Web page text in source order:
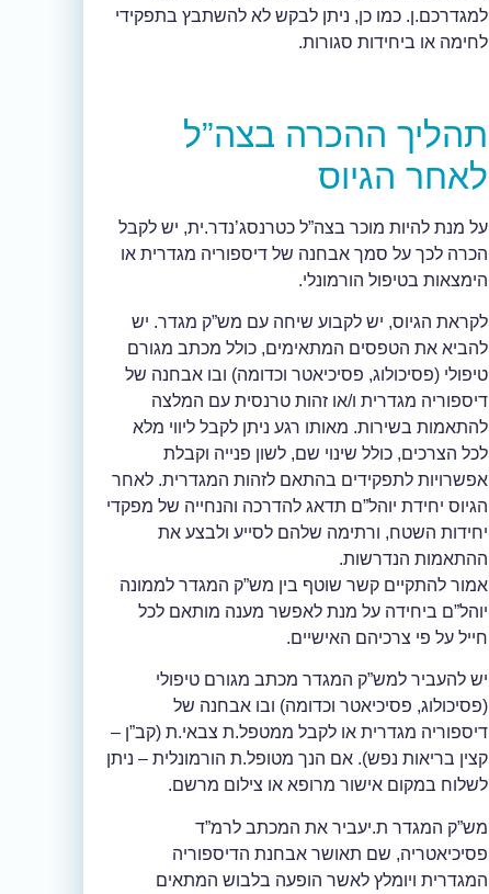
למגדרכם.ן. כמו כן, ניתן לבקש לא להשתבץ בתפקידי
לחימה או ביחידות סגורות.
תהליך ההכרה בצה”ל
לאחר הגיוס
על מנת להיות מוכר בצה”ל כטרנסג’נדר.ית, יש לקבל
הכרה לכך על סמך אבחנה של דיספוריה מגדרית או
הימצאות בטיפול הורמונלי.
לקראת הגיוס, יש לקבוע שיחה עם מש”ק מגדר. יש
להביא את הטפסים המתאימים, כולל מכתב מגורם
טיפולי (פסיכולוג, פסיכיאטר וכדומה) ובו אבחנה של
דיספוריה מגדרית ו/או זהות טרנסית עם המלצה
להתאמות בשירות. מאותו רגע ניתן לקבל ליווי מלא
לכל הצרכים, כולל שינוי שם, לשון פנייה וקבלת
אפשרויות לתפקידים בהתאם לזהות המגדרית. לאחר
הגיוס יחידת יוהל”ם תדאג להדרכה והנחייה של מפקדי
יחידות השטח, ורתימה שלהם לסייע ולבצע את
ההתאמות הנדרשות.
אמור להתקיים קשר שוטף בין מש”ק המגדר לממונה
יוהל”ם ביחידה על מנת לאפשר מענה מותאם לכל
חייל על פי צרכיהם האישיים.
יש להעביר למש”ק המגדר מכתב מגורם טיפולי
(פסיכולוג, פסיכיאטר וכדומה) ובו אבחנה של
דיספוריה מגדרית או לקבל ממטפל.ת צבאי.ת (קב”ן –
קצין בריאות נפש). אם הנך מטופל.ת הורמונלית – ניתן
לשלוח במקום אישור מרופא או צילום מרשם.
מש”ק המגדר ת.יעביר את המכתב לרמ”ד
פסיכיאטריה, שם תאושר אבחנת הדיספוריה
המגדרית ויומלץ לאשר הופעה בלבוש המתאים